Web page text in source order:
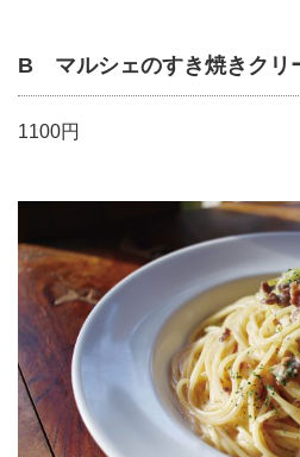
B マルシェのすき焼きクリ
1100円